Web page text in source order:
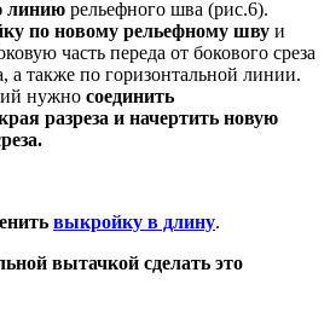
линию рельефного шва (рис.6).
по новому рельефному шву и
часть переда от бокового среза
а также по горизонтальной линии.
нужно соединить
разреза и начертить новую
выкройку в длину.
вытачкой сделать это